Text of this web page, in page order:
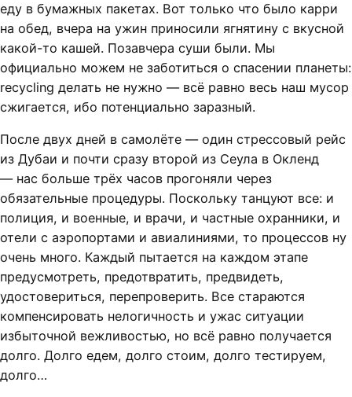
еду в бумажных пакетах. Вот только что было карри
на обед, вчера на ужин приносили ягнятину с вкусной
какой-то кашей. Позавчера суши были. Мы
официально можем не заботиться о спасении планеты:
recycling делать не нужно — всё равно весь наш мусор
сжигается, ибо потенциально заразный.
После двух дней в самолёте — один стрессовый рейс
из Дубаи и почти сразу второй из Сеула в Окленд
— нас больше трёх часов прогоняли через
обязательные процедуры. Поскольку танцуют все: и
полиция, и военные, и врачи, и частные охранники, и
отели с аэропортами и авиалиниями, то процессов ну
очень много. Каждый пытается на каждом этапе
предусмотреть, предотвратить, предвидеть,
удостовериться, перепроверить. Все стараются
компенсировать нелогичность и ужас ситуации
избыточной вежливостью, но всё равно получается
долго. Долго едем, долго стоим, долго тестируем,
долго…